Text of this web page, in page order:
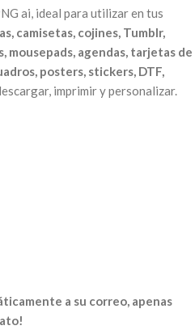
ai, ideal para utilizar en tus
camisetas, cojines, Tumblr,
mousepads, agendas, tarjetas de
posters, stickers, DTF,
imprimir y personalizar.
a su correo, apenas